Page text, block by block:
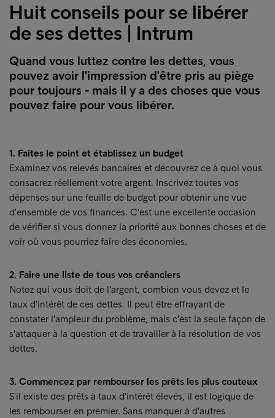
Huit conseils pour se libérer
de ses dettes | Intrum
Quand vous luttez contre les dettes, vous
pouvez avoir l'impression d'être pris au piège
pour toujours - mais il y a des choses que vous
pouvez faire pour vous libérer.
1. Faites le point et établissez un budget
Examinez vos relevés bancaires et découvrez ce à quoi vous
consacrez réellement votre argent. Inscrivez toutes vos
dépenses sur une feuille de budget pour obtenir une vue
d'ensemble de vos finances. C'est une excellente occasion
de vérifier si vous donnez la priorité aux bonnes choses et de
voir où vous pourriez faire des économies.
2. Faire une liste de tous vos créanciers
Notez qui vous doit de l'argent, combien vous devez et le
taux d'intérêt de ces dettes. Il peut être effrayant de
constater l'ampleur du problème, mais c'est la seule façon de
s'attaquer à la question et de travailler à la résolution de vos
dettes.
3. Commencez par rembourser les prêts les plus couteux
S'il existe des prêts à taux d'intérêt élevés, il est logique de
les rembourser en premier. Sans manquer à d'autres